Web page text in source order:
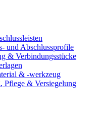
und Abschlussprofile
& Verbindungsstücke
& -werkzeug
Pflege & Versiegelung